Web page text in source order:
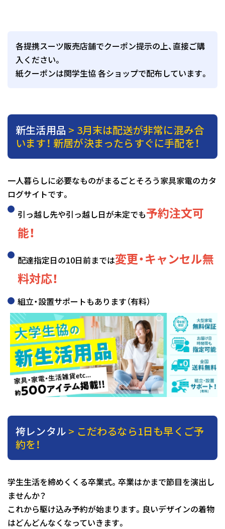
各提携スーツ販売店舗でクーポン提示の上、直接ご購
入ください。
紙クーポンは関学生協 各ショップで配布しています。
新生活用品 > 3月末は配送が非常に混み合
います！ 新居が決まったらすぐに手配を！
一人暮らしに必要なものがまるごとそろう家具家電のカタ
ログサイトです。
引っ越し先や引っ越し日が未定でも予約注文可
能！
配達指定日の10日前までは変更・キャンセル無
料対応！
組立・設置サポートもあります（有料）
袴レンタル > こだわるなら1日も早くご予
約を！
学生生活を締めくくる卒業式。卒業はかまで節目を演出し
ませんか？
これから駆け込み予約が始まります。良いデザインの着物
はどんどんなくなっていきます。